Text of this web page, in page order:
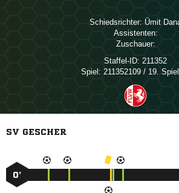
Schiedsrichter: 
Assistenten:
Zuschauer:
Staffel-ID: 211352
Spiel: 211352109 / 19.
SV GESCHER
0’